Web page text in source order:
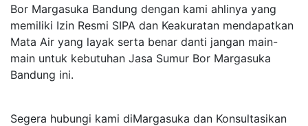
Bor Margasuka Bandung dengan kami ahlinya yang
memiliki Izin Resmi SIPA dan Keakuratan mendapatkan
Mata Air yang layak serta benar danti jangan main-
main untuk kebutuhan Jasa Sumur Bor Margasuka
Bandung ini.
Segera hubungi kami diMargasuka dan Konsultasikan